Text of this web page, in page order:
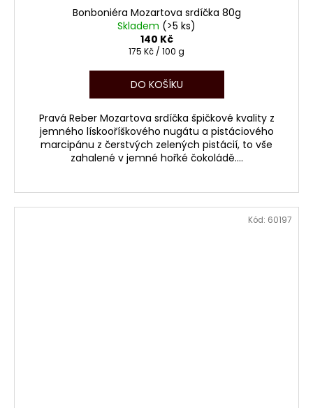
Bonboniéra Mozartova srdíčka 80g
Skladem (>5 ks)
140 Kč
Měrná
175 Kč / 100 g
DO KOŠÍKU
Pravá Reber Mozartova srdíčka špičkové kvality z
jemného lískooříškového nugátu a pistáciového
marcipánu z čerstvých zelených pistácií, to vše
zahalené v jemné hořké čokoládě....
Kód: 60197